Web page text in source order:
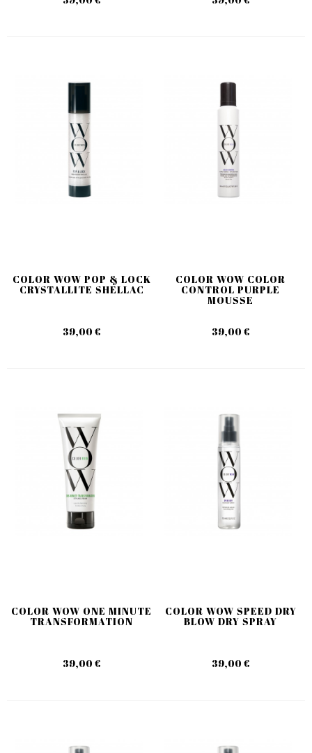
COLOR WOW POP & LOCK
CRYSTALLITE SHELLAC
39,00 €
COLOR WOW COLOR
CONTROL PURPLE
MOUSSE
39,00 €
COLOR WOW ONE MINUTE
TRANSFORMATION
39,00 €
COLOR WOW SPEED DRY
BLOW DRY SPRAY
39,00 €